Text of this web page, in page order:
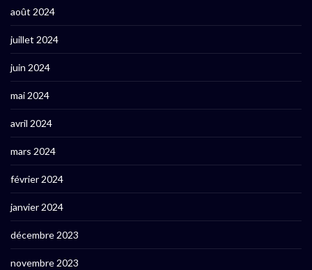
août 2024
juillet 2024
juin 2024
mai 2024
avril 2024
mars 2024
février 2024
janvier 2024
décembre 2023
novembre 2023